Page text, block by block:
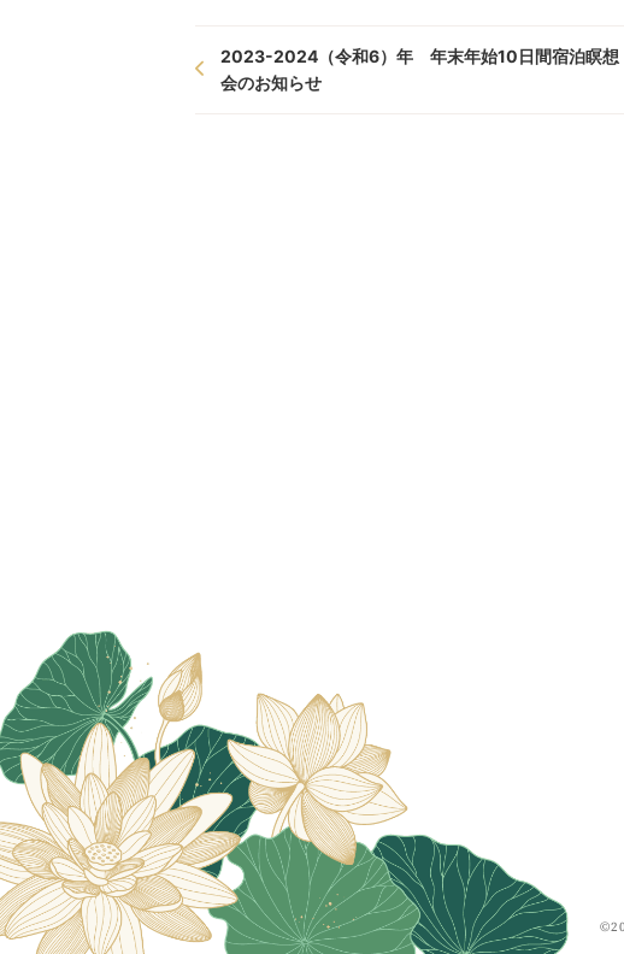
2023-2024（令和6）年 年末年始10日間宿泊瞑想
会のお知らせ